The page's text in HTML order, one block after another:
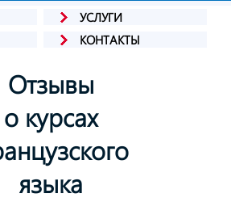
УСЛУГИ
КОНТАКТЫ
Отзывы
о курсах
языка